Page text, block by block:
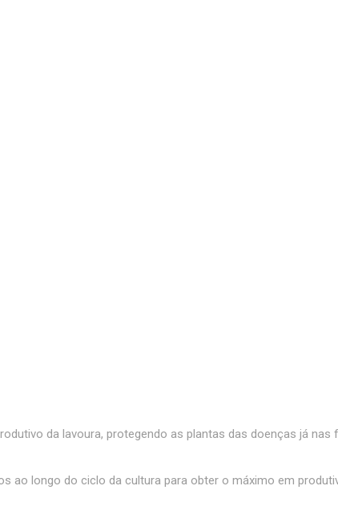
da lavoura, protegendo as plantas das doenças já nas
ao longo do ciclo da cultura para obter o máximo em